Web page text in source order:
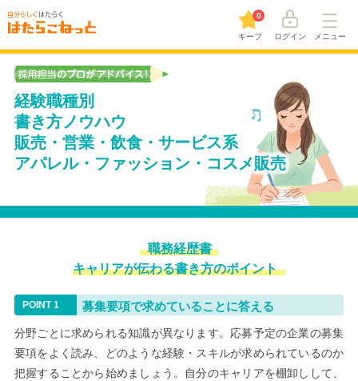
キープ
0
ログイン メニュー
経験職種別
書き方ノウハウ
販売・営業・飲食・サービス系
アパレル・ファッション・コスメ販売
職務経歴書
キャリアが伝わる書き方のポイント
募集要項で求めていることに答える
分野ごとに求められる知識が異なります。応募予定の企業の募集
要項をよく読み、どのような経験・スキルが求められているのか
把握することから始めましょう。自分のキャリアを棚卸しして、